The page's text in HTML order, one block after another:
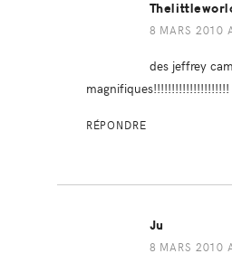
8 MARS 2010
des jeffrey
magnifiques!!!!!!!!!!!!!!!!!!!!!
RÉPONDRE
Ju
8 MARS 2010